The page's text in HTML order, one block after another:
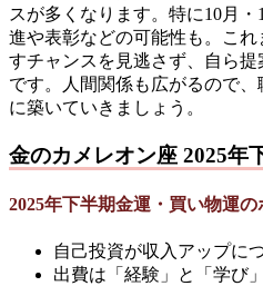
スが多くなります。特に10月
進や表彰などの可能性も。こ
すチャンスを見逃さず、自ら
です。人間関係も広がるので
に築いていきましょう。
金のカメレオン座 2025年
2025年下半期金運・買い物運の
自己投資が収入アップに
出費は「経験」と「学び